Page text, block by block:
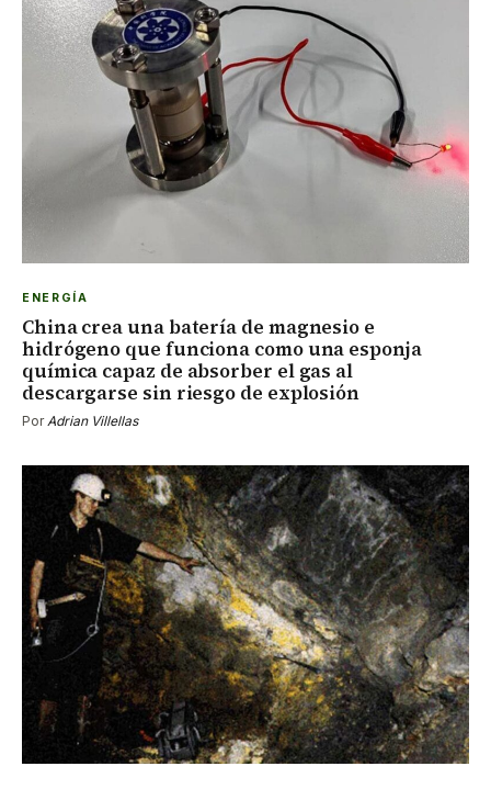
ENERGÍA
China crea una batería de magnesio e
hidrógeno que funciona como una esponja
química capaz de absorber el gas al
descargarse sin riesgo de explosión
PorAdrian Villellas